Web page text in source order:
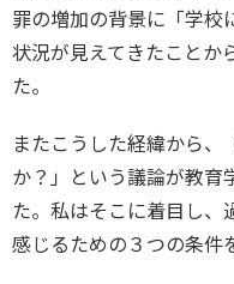
罪の増加の背景に「学校
状況が見えてきたことか
た。
またこうした経緯から
か？」という議論が教育
た。私はそこに着目し、
感じるための３つの条件